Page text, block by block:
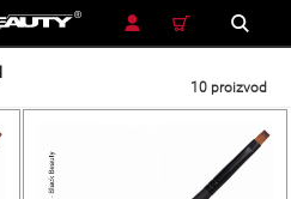
TRAŽENJE
10 proizvod